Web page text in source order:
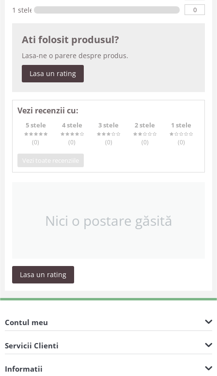
1 stele 0
Ati folosit produsul?
Lasa-ne o parere despre produs.
Lasa un rating
Vezi recenzii cu:
5 stele
(0)
4 stele
(0)
3 stele
(0)
2 stele
(0)
1 stele
(0)
Vezi toate recenziile
Nici o postare găsită
Lasa un rating
Contul meu
Servicii Clienti
Informatii